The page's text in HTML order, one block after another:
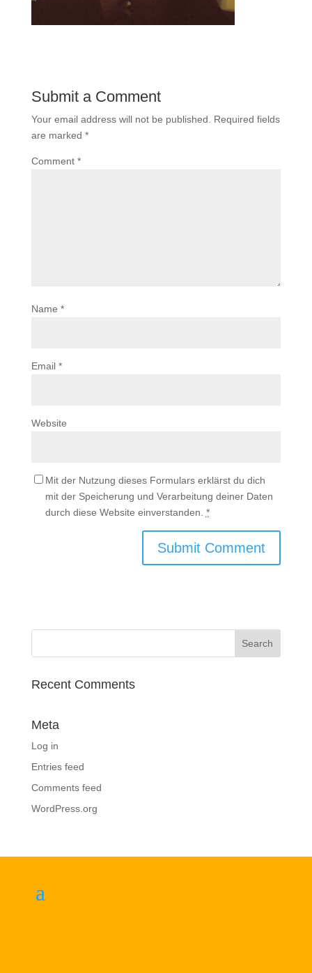
Submit a Comment
Your email address will not be published.
Required fields
are marked *
Comment *
Name *
Email *
Website
Mit der Nutzung dieses Formulars erklärst du dich
mit der Speicherung und Verarbeitung deiner Daten
durch diese Website einverstanden. *
Recent Comments
Meta
Log in
Entries feed
Comments feed
WordPress.org